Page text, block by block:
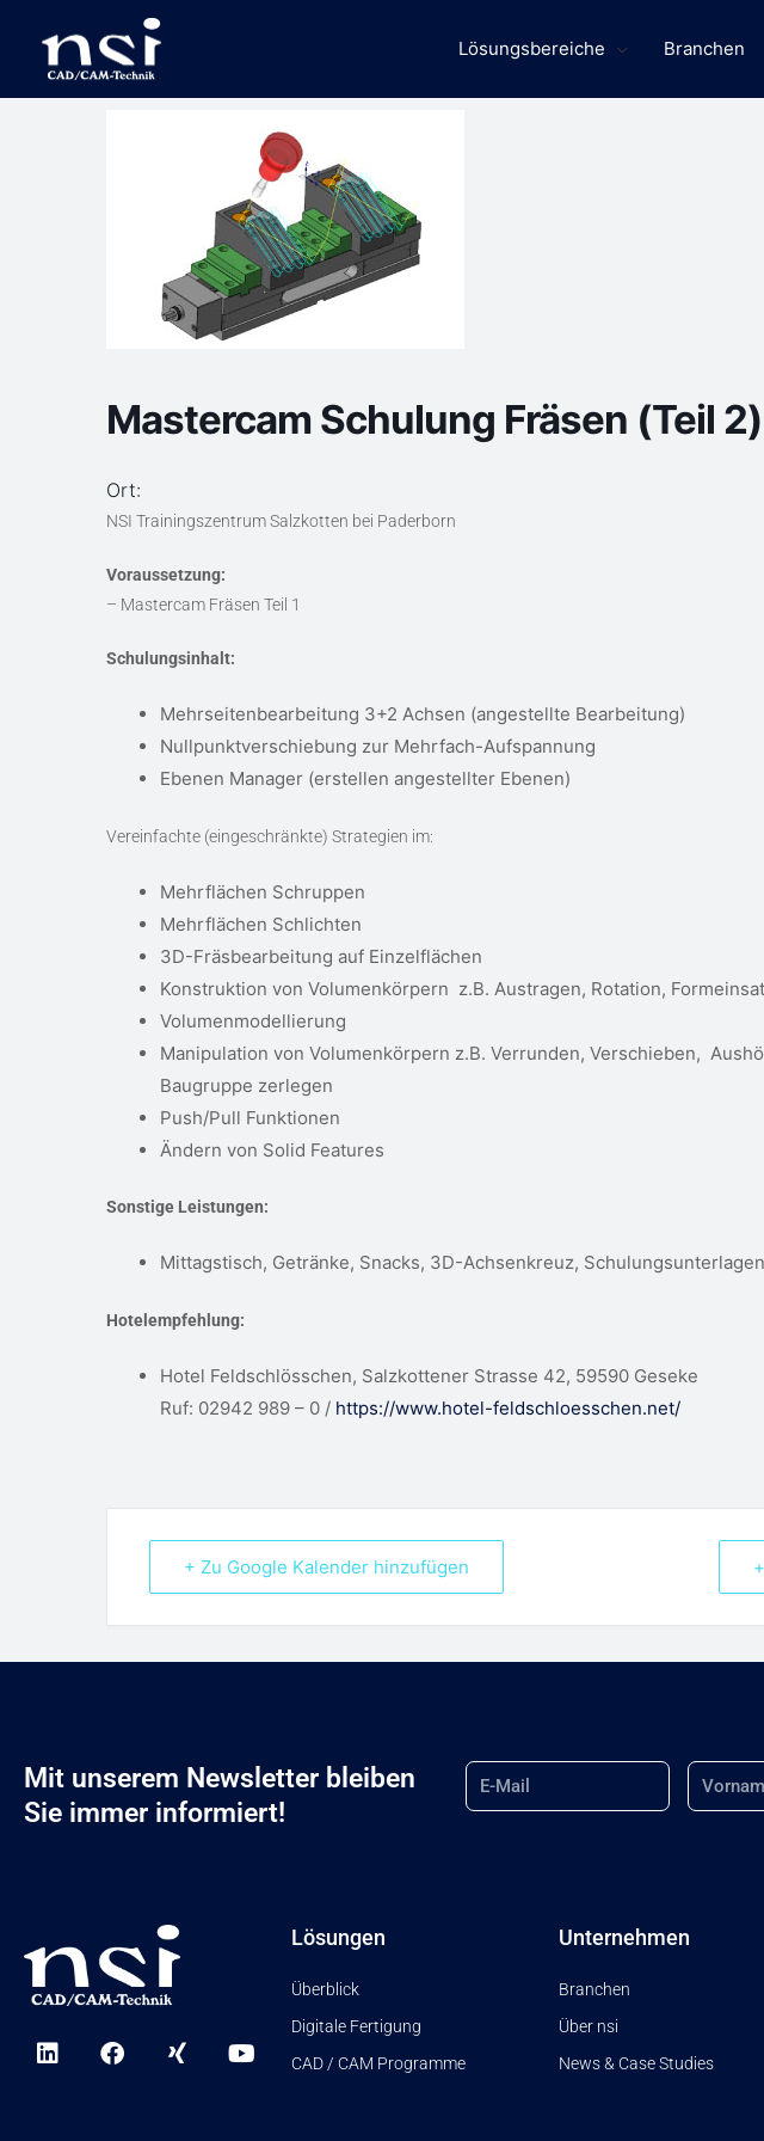
Inhalt
springen
Lösungsbereiche Branchen
Mastercam Schulung Fräsen (Teil 2)
Ort:
NSI Trainingszentrum Salzkotten bei Paderborn
Voraussetzung:
– Mastercam Fräsen Teil 1
Schulungsinhalt:
Mehrseitenbearbeitung 3+2 Achsen (angestellte Bearbeitung)
Nullpunktverschiebung zur Mehrfach-Aufspannung
Ebenen Manager (erstellen angestellter Ebenen)
Vereinfachte (eingeschränkte) Strategien im:
Mehrflächen Schruppen
Mehrflächen Schlichten
3D-Fräsbearbeitung auf Einzelflächen
Konstruktion von Volumenkörpern z.B. Austragen, Rotation,
Volumenmodellierung
Manipulation von Volumenkörpern z.B. Verrunden, Verschieben,
Baugruppe zerlegen
Push/Pull Funktionen
Ändern von Solid Features
Sonstige Leistungen:
Mittagstisch, Getränke, Snacks, 3D-Achsenkreuz,
Hotelempfehlung:
Hotel Feldschlösschen, Salzkottener Strasse 42, 59590 Geseke
Ruf: 02942 989 – 0 / https://www.hotel-feldschloesschen.net/
+ Zu Google Kalender hinzufügen
Mit unserem Newsletter bleiben
Sie immer informiert!
Email Name
L
i
F
a
X
i
Y
o
Lösungen
Überblick
Digitale Fertigung
CAD / CAM Programme
Unternehmen
Branchen
Über nsi
News & Case Studies